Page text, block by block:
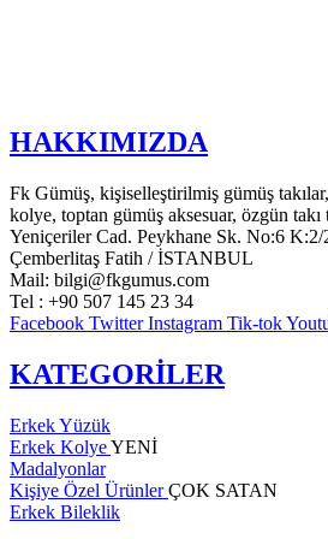
HAKKIMIZDA
Fk Gümüş, kişiselleştirilmiş gümüş
kolye, toptan gümüş aksesuar, özgün takı
Yeniçeriler Cad. Peykhane Sk. No:6
Çemberlitaş Fatih / İSTANBUL
Mail: bilgi@fkgumus.com
Tel : +90 507 145 23 34
Facebook Twitter Instagram Tik-tok
KATEGORİLER
Erkek Yüzük
Erkek KolyeYENİ
Madalyonlar
Kişiye Özel ÜrünlerÇOK SATAN
Erkek Bileklik